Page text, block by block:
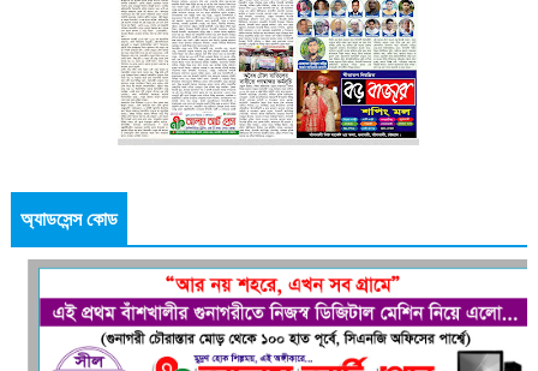
অ্যাডসেন্স কোড